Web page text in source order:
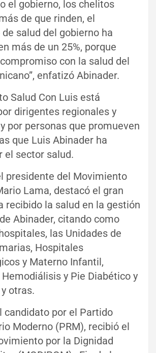
el gobierno, los chelitos
de que rinden, el
salud del gobierno ha
más de un 25%, porque
con la salud del
enfatizó Abinader.
Salud Con Luis está
dirigentes regionales y
por personas que promueven
que Luis Abinader ha
el sector salud.
presidente del Movimiento
Lama, destacó el gran
recibido la salud en la gestión
Abinader, citando como
las Unidades de
Hospitales
y Materno Infantil,
y Pie Diabético y
y otras.
candidato por el Partido
Moderno (PRM), recibió el
por la Dignidad